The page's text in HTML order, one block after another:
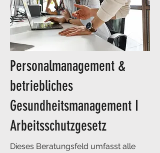
Personalmanagement &
betriebliches
Gesundheitsmanagement I
Arbeitsschutzgesetz
​Dieses Beratungsfeld umfasst alle